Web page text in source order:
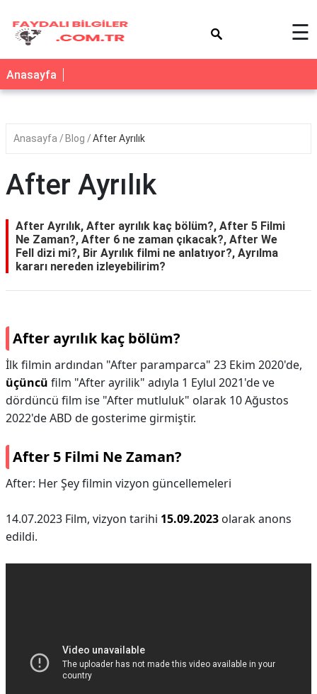
☰
Anasayfa
Anasayfa Blog After Ayrılık
After Ayrılık
After Ayrılık, After ayrılık kaç bölüm?, After 5 Filmi
Ne Zaman?, After 6 ne zaman çıkacak?, After We
Fell dizi mi?, Bir Ayrılık filmi ne anlatıyor?, Ayrılma
kararı nereden izleyebilirim?
After ayrılık kaç bölüm?
İlk filmin ardından "After paramparca" 23 Ekim 2020'de,
üçüncü film "After ayrilik" adıyla 1 Eylul 2021'de ve
dördüncü film ise "After mutluluk" olarak 10 Ağustos
2022'de ABD de gosterime girmiştir.
After 5 Filmi Ne Zaman?
After: Her Şey filmin vizyon güncellemeleri
14.07.2023 Film, vizyon tarihi 15.09.2023 olarak anons
edildi.